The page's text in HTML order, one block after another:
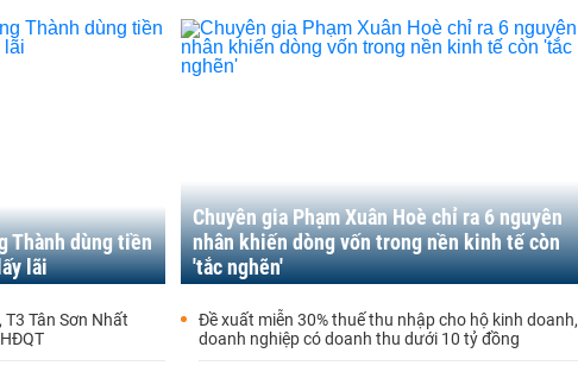
Thành dùng tiền
lãi
Tân Sơn Nhất
Chuyên gia Phạm Xuân Hoè chỉ ra 6 nguyên
nhân khiến dòng vốn trong nền kinh tế còn
'tắc nghẽn'
Đề xuất miễn 30% thuế thu nhập cho hộ kinh doanh,
doanh nghiệp có doanh thu dưới 10 tỷ đồng